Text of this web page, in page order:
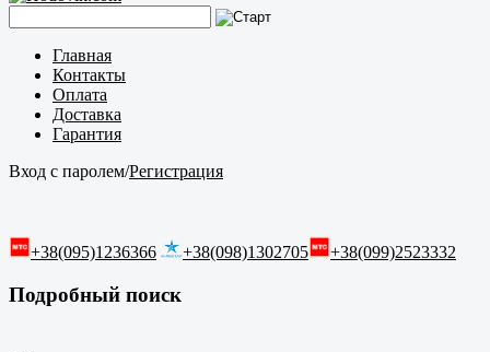
Главная
Контакты
Оплата
Доставка
Гарантия
Вход с паролем/Регистрация
+38(095)1236366 +38(098)1302705 +38(099)2523332
Подробный поиск